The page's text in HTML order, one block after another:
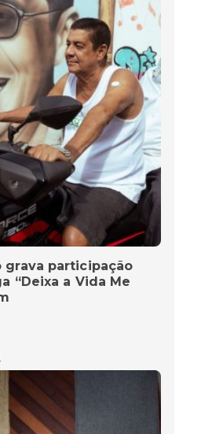
grava participação
“Deixa a Vida Me